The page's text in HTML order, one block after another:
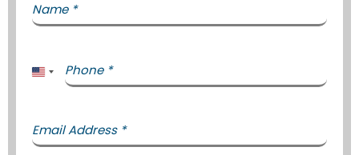
Name *
Phone *
United States +1
Email Address *